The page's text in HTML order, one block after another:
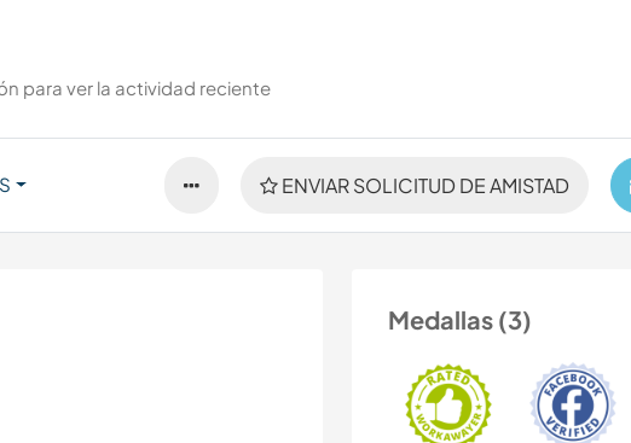
para ver la actividad reciente
ENVIAR SOLICITUD DE AMISTAD
Medallas (3)